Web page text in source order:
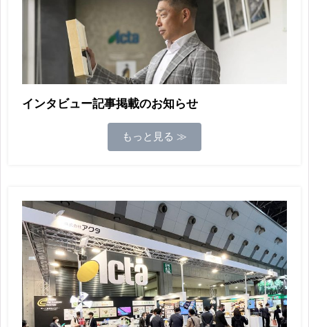
インタビュー記事掲載のお知らせ
もっと見る ≫